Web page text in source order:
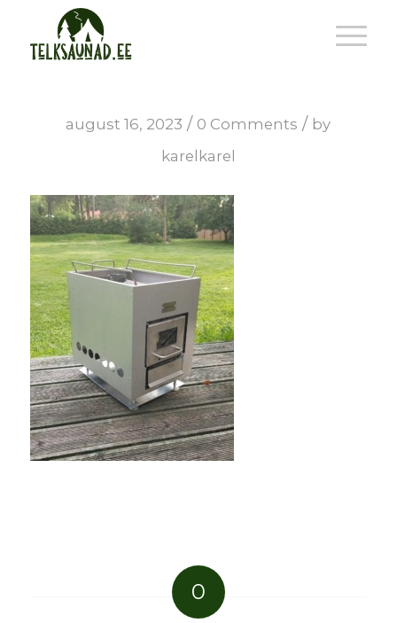
august 16, 2023 / 0 Comments / by
karelkarel
0